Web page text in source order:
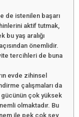
de istenilen başarı
aktif tutmak,
bu yaş aralığı
önemlidir.
tercihleri de buna
evde zihinsel
çalışmaları da
çok yüksek
olmaktadır. Bu
ile pek çok şey